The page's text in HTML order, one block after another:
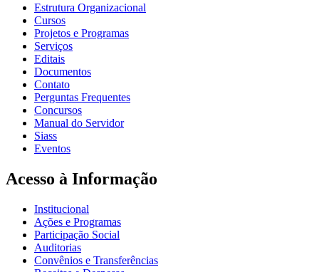
Estrutura Organizacional
Cursos
Projetos e Programas
Serviços
Editais
Documentos
Contato
Perguntas Frequentes
Concursos
Manual do Servidor
Siass
Eventos
Acesso à Informação
Institucional
Ações e Programas
Participação Social
Auditorias
Convênios e Transferências